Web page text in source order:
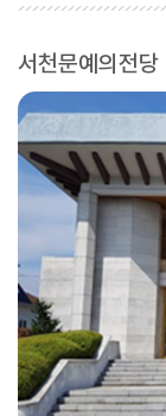
서천문예의전당